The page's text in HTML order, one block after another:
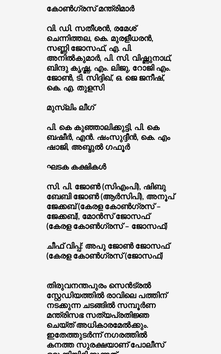
കോണ്‍ഗ്രസ് മന്ത്രിമാര്‍
വി. ഡി. സതീശന്‍, രമേശ്
ചെന്നിത്തല, കെ. മുരളീധരന്‍,
സണ്ണി ജോസഫ്, എ. പി.
അനില്‍കുമാര്‍, പി. സി. വിഷ്ണുനാഥ്,
ബിന്ദു കൃഷ്ണ, എം. ലിജു, റോജി എം.
ജോണ്‍, ടി. സിദ്ദിഖ്, ഒ. ജെ ജനീഷ്,
കെ. എ. തുളസി
മുസ്ലിം ലീഗ്
പി. കെ കുഞ്ഞാലിക്കുട്ടി, പി. കെ
ബഷീര്‍, എന്‍. ഷംസുദ്ദീന്‍, കെ. എം
ഷാജി, അബ്ദുല്‍ ഗഫൂര്‍
ഘടക കക്ഷികള്‍
സി. പി. ജോണ്‍ (സിഎംപി), ഷിബു
ബേബി ജോണ്‍ (ആര്‍സിപി), അനൂപ്
ജേക്കബ് (കേരള കോണ്‍ഗ്രസ് –
ജേക്കബ്), മോന്‍സ് ജോസഫ്
(കേരള കോണ്‍ഗ്രസ് – ജോസഫ്)
ചീഫ് വിപ്പ്: അപു ജോണ്‍ ജോസഫ്
(കേരള കോണ്‍ഗ്രസ് (ജോസഫ്)
തിരുവനന്തപുരം സെന്‍ട്രല്‍
സ്റ്റേഡിയത്തില്‍ രാവിലെ പത്തിന്
നടക്കുന്ന ചടങ്ങില്‍ സമ്പൂര്‍ണ
മന്ത്രിസഭ സത്യപ്രതിജ്ഞ
ചെയ്ത് അധികാരമേല്‍ക്കും.
ഇതേത്തുടര്‍ന്ന് നഗരത്തില്‍
കനത്ത സുരക്ഷയാണ് പോലീസ്